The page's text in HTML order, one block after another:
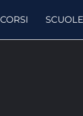
CORSI SCUOLE